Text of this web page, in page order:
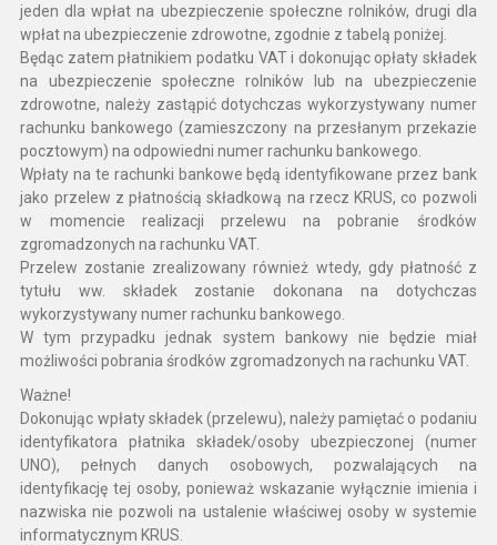
jeden dla wpłat na ubezpieczenie społeczne rolników, drugi dla
wpłat na ubezpieczenie zdrowotne, zgodnie z tabelą poniżej.
Będąc zatem płatnikiem podatku VAT i dokonując opłaty składek
na ubezpieczenie społeczne rolników lub na ubezpieczenie
zdrowotne, należy zastąpić dotychczas wykorzystywany numer
rachunku bankowego (zamieszczony na przesłanym przekazie
pocztowym) na odpowiedni numer rachunku bankowego.
Wpłaty na te rachunki bankowe będą identyfikowane przez bank
jako przelew z płatnością składkową na rzecz KRUS, co pozwoli
w momencie realizacji przelewu na pobranie środków
zgromadzonych na rachunku VAT.
Przelew zostanie zrealizowany również wtedy, gdy płatność z
tytułu ww. składek zostanie dokonana na dotychczas
wykorzystywany numer rachunku bankowego.
W tym przypadku jednak system bankowy nie będzie miał
możliwości pobrania środków zgromadzonych na rachunku VAT.
Ważne!
Dokonując wpłaty składek (przelewu), należy pamiętać o podaniu
identyfikatora płatnika składek/osoby ubezpieczonej (numer
UNO), pełnych danych osobowych, pozwalających na
identyfikację tej osoby, ponieważ wskazanie wyłącznie imienia i
nazwiska nie pozwoli na ustalenie właściwej osoby w systemie
informatycznym KRUS.